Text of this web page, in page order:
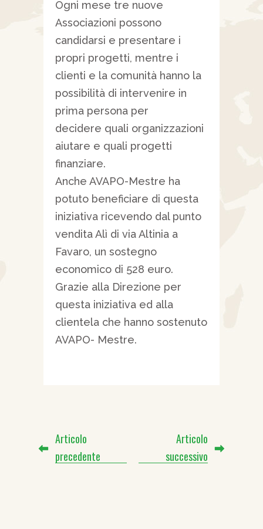
Ogni mese tre nuove
Associazioni possono
candidarsi e presentare i
propri progetti, mentre i
clienti e la comunità hanno la
possibilità di intervenire in
prima persona per
decidere quali organizzazioni
aiutare e quali progetti
finanziare.
Anche AVAPO-Mestre ha
potuto beneficiare di questa
iniziativa ricevendo dal punto
vendita Alì di via Altinia a
Favaro, un sostegno
economico di 528 euro.
Grazie alla Direzione per
questa iniziativa ed alla
clientela che hanno sostenuto
AVAPO- Mestre.
Articolo
precedente
Articolo
successivo